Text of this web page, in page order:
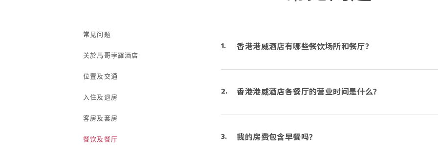
常见问题
关於馬哥孛羅酒店
位置及交通
入住及退房
客房及套房
餐饮及餐厅
香港港威酒店有哪些餐饮场所和餐厅？
香港港威酒店各餐厅的营业时间是什么？
我的房费包含早餐吗？